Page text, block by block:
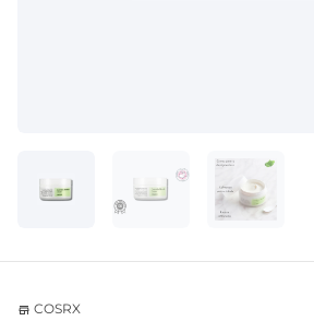
store COSRX